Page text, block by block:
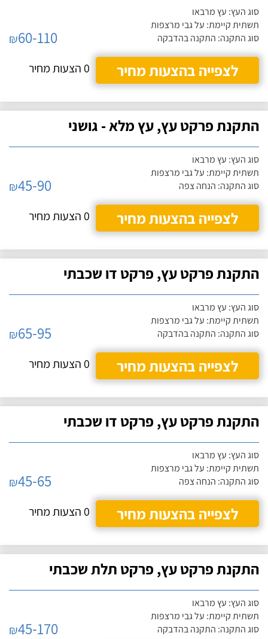
סוג העץ: עץ מרבאו
תשתית קיימת: על גבי מרצפות
סוג התקנה: התקנה בהדבקה
₪60-110
לצפייה בהצעות מחיר
0 הצעות מחיר
התקנת פרקט עץ, עץ מלא - גושני
סוג העץ: עץ מרבאו
תשתית קיימת: על גבי מרצפות
סוג התקנה: הנחה צפה
₪45-90
לצפייה בהצעות מחיר
0 הצעות מחיר
התקנת פרקט עץ, פרקט דו שכבתי
סוג העץ: עץ מרבאו
תשתית קיימת: על גבי מרצפות
סוג התקנה: התקנה בהדבקה
₪65-95
לצפייה בהצעות מחיר
0 הצעות מחיר
התקנת פרקט עץ, פרקט דו שכבתי
סוג העץ: עץ מרבאו
תשתית קיימת: על גבי מרצפות
סוג התקנה: הנחה צפה
₪45-65
לצפייה בהצעות מחיר
0 הצעות מחיר
התקנת פרקט עץ, פרקט תלת שכבתי
סוג העץ: עץ מרבאו
תשתית קיימת: על גבי מרצפות
סוג התקנה: התקנה בהדבקה
₪45-170